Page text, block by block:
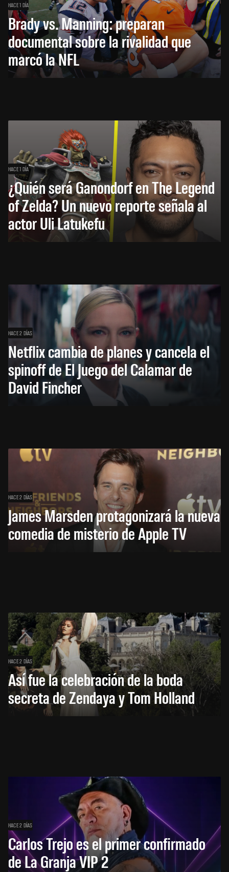
HACE 1 DÍA
Brady vs. Manning: preparan
documental sobre la rivalidad que
marcó la NFL
HACE 1 DÍA
¿Quién será Ganondorf en The Legend
of Zelda? Un nuevo reporte señala al
actor Uli Latukefu
HACE 2 DÍAS
Netflix cambia de planes y cancela el
spinoff de El Juego del Calamar de
David Fincher
HACE 2 DÍAS
James Marsden protagonizará la nueva
comedia de misterio de Apple TV
HACE 2 DÍAS
Así fue la celebración de la boda
secreta de Zendaya y Tom Holland
HACE 2 DÍAS
Carlos Trejo es el primer confirmado
de La Granja VIP 2